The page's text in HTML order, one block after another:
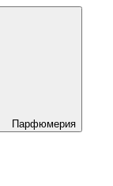
Парфюмерия